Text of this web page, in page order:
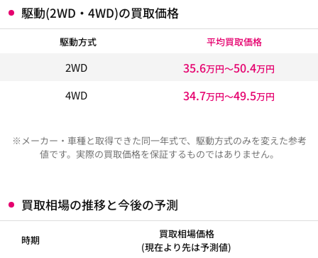
駆動(2WD・4WD)の買取価格
駆動方式 平均買取価格
2WD 35.6万円〜50.4万円
4WD 34.7万円〜49.5万円
※メーカー・車種と取得できた同一年式で、駆動方式のみを変えた参考
値です。実際の買取価格を保証するものではありません。
買取相場の推移と今後の予測
時期
買取相場価格
(現在より先は予測値)